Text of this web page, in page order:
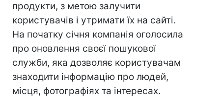
продукти, з метою залучити
користувачів і утримати їх на сайті.
На початку січня компанія оголосила
про оновлення своєї пошукової
служби, яка дозволяє користувачам
знаходити інформацію про людей,
місця, фотографіях та інтересах.